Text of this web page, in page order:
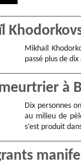
Mikhaïl
passé plus de
à
Dix personnes
au milieu de
s’est produit